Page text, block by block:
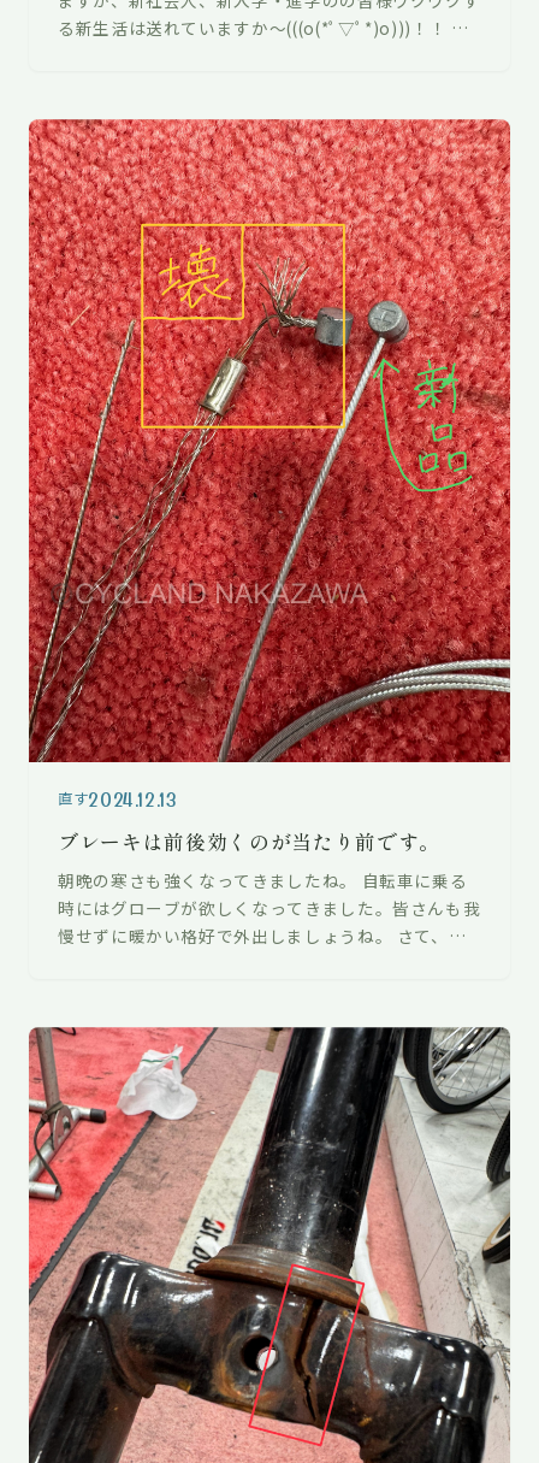
る新生活は送れていますか〜(((o(*ﾟ▽ﾟ*)o)))！！ さ
直す2024.12.13
ブレーキは前後効くのが当たり前です。
朝晩の寒さも強くなってきましたね。 自転車に乗る
時にはグローブが欲しくなってきました。皆さんも我
慢せずに暖かい格好で外出しましょうね。 さて、今